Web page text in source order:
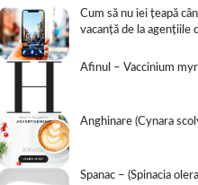
Cum să nu iei țeapă
vacanță de la agențiile
Afinul – Vaccinium
Anghinare (Cynara
Spanac – (Spinacia